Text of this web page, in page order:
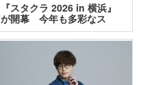
『スタクラ 2026 in 横浜』
が開幕 今年も多彩なス
テ…